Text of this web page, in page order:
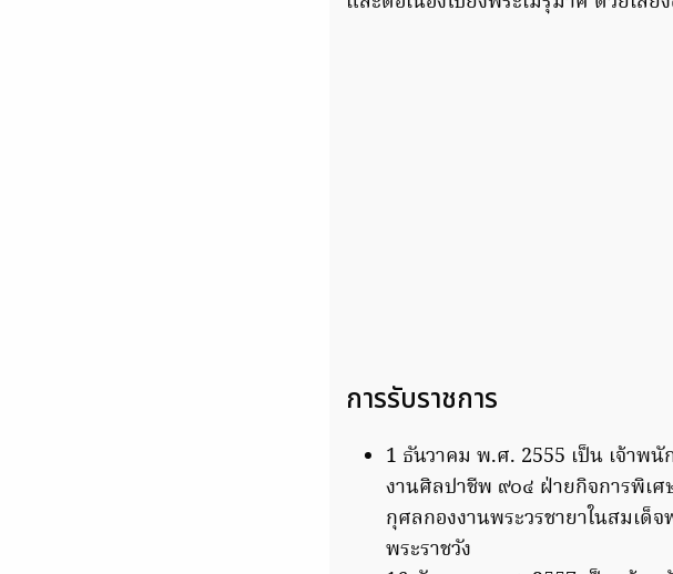
การรับราชการ
1 ธันวาคม พ.ศ. 2555 เป็น เจ้าพ
งานศิลปาชีพ ๙๐๔ ฝ่ายกิจการพิเศ
กุศลกองงานพระวรชายาในสมเด็
พระราชวัง